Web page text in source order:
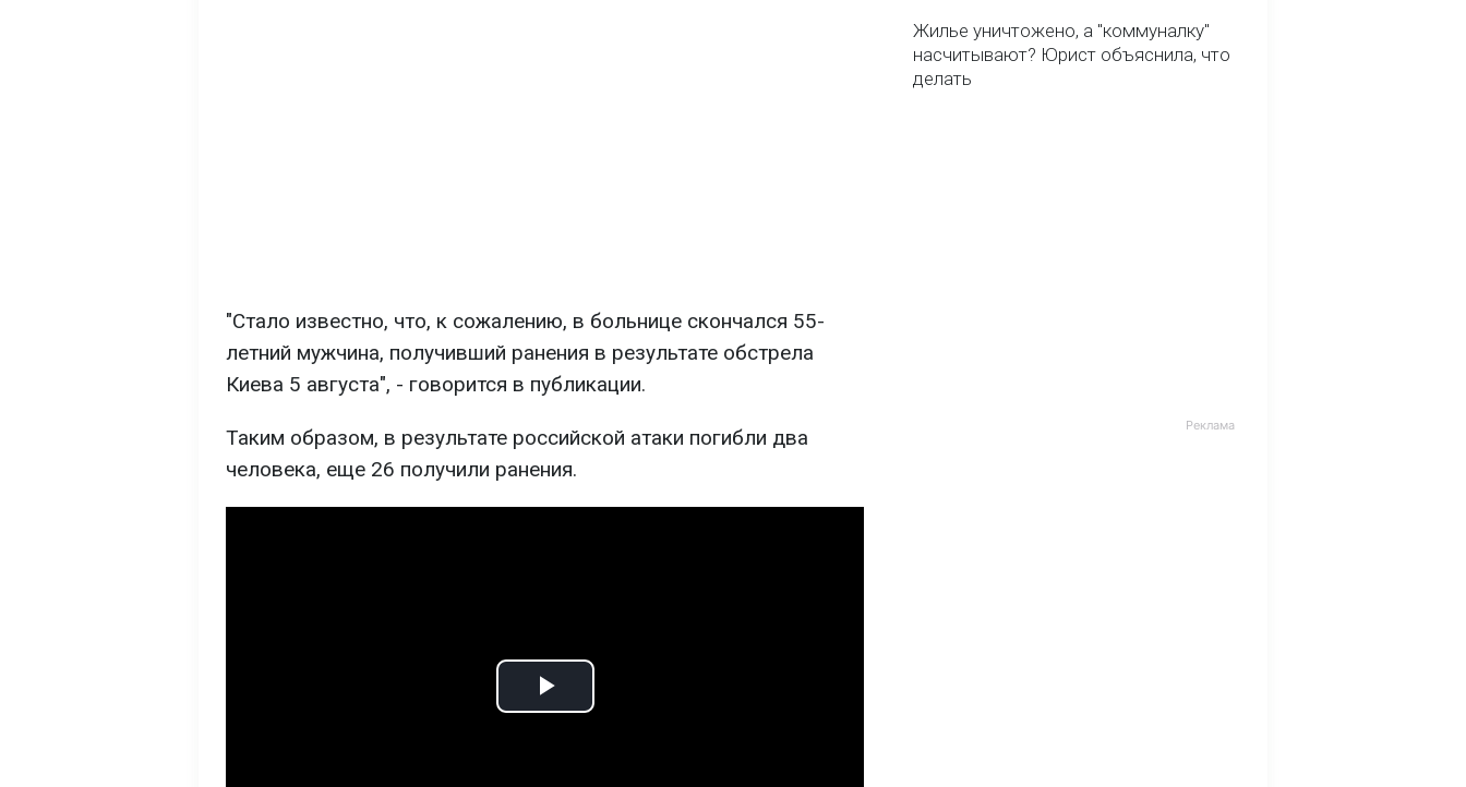
"Стало известно, что, к сожалению, в больнице скончался 55-
летний мужчина, получивший ранения в результате обстрела
Киева 5 августа", - говорится в публикации.
Таким образом, в результате российской атаки погибли два
человека, еще 26 получили ранения.
Play
Жилье уничтожено, а "коммуналку"
насчитывают? Юрист объяснила, что
делать